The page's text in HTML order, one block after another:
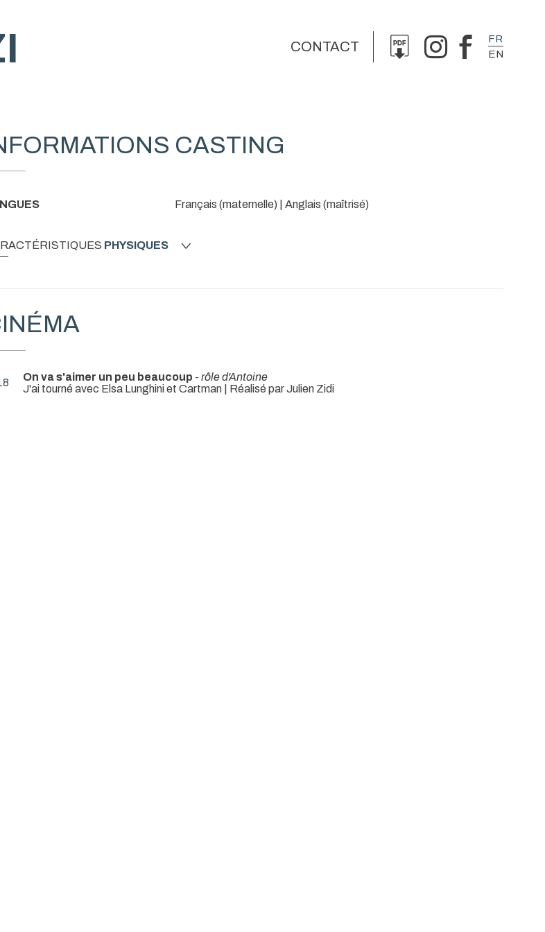
CONTACT
FR
EN
CASTING
Français (maternelle) | Anglais (maîtrisé)
PHYSIQUES
On va s'aimer un peu beaucoup - rôle d'Antoine
J'ai tourné avec Elsa Lunghini et Cartman | Réalisé par Julien Zidi